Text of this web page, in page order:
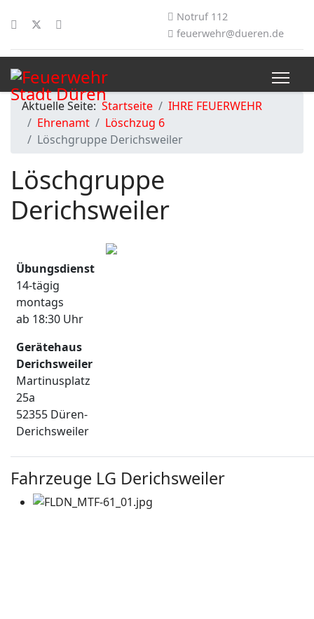
Notruf 112
feuerwehr@dueren.de
Aktuelle Seite: Startseite
IHRE FEUERWEHR
Ehrenamt
Löschzug 6
Löschgruppe Derichsweiler
Löschgruppe
Derichsweiler
Übungsdienst
14-tägig
montags
ab 18:30 Uhr
Gerätehaus
Derichsweiler
Martinusplatz
25a
52355 Düren-
Derichsweiler
Fahrzeuge LG Derichsweiler